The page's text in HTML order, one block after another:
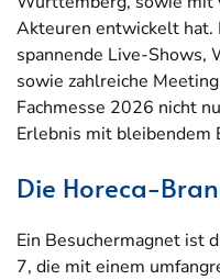
Akteuren entwickelt hat.
spannende Live-Shows,
sowie zahlreiche
Fachmesse 2026 nicht
Erlebnis mit bleibendem
Die Horeca-
Ein Besuchermagnet ist
7, die mit einem